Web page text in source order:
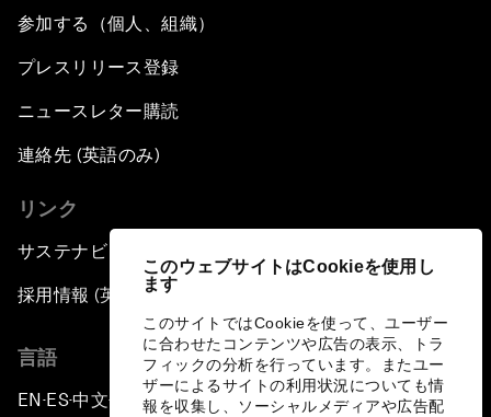
このウェブサイトはCookieを使用し
ます
このサイトではCookieを使って、ユーザー
に合わせたコンテンツや広告の表示、トラ
フィックの分析を行っています。またユー
ザーによるサイトの利用状況についても情
報を収集し、ソーシャルメディアや広告配
参加する（個人、組織）
プレスリリース登録
ニュースレター購読
連絡先 (英語のみ)
リンク
サステナビリティへの取り組み
採用情報 (英語のみ)
言語
EN ▪ES▪中文▪ 日本語